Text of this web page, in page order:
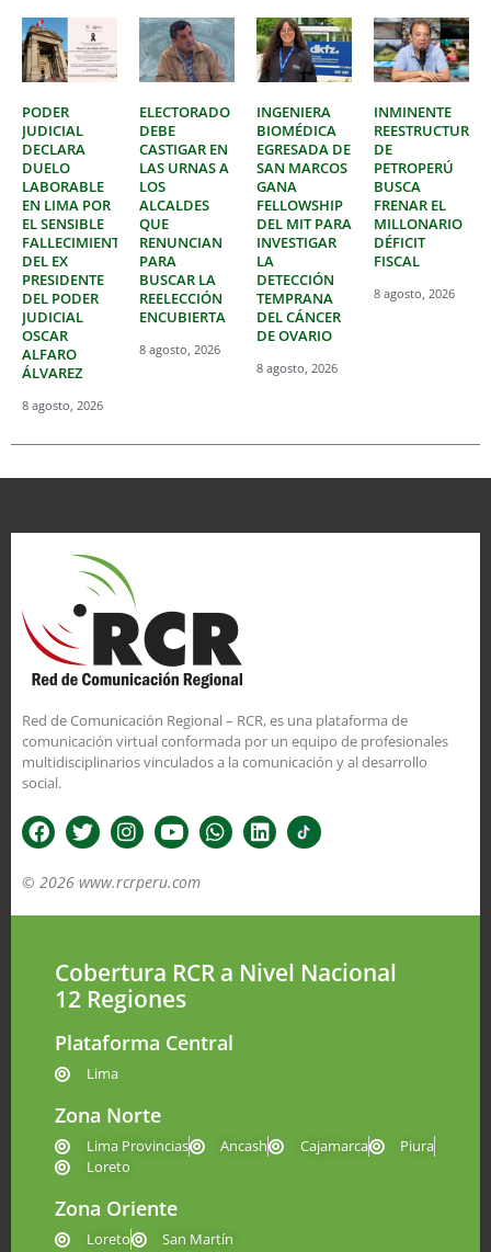
PODER
JUDICIAL
DECLARA
DUELO
LABORABLE
EN LIMA POR
EL SENSIBLE
FALLECIMIENTO
DEL EX
PRESIDENTE
DEL PODER
JUDICIAL
OSCAR
ALFARO
ÁLVAREZ
8 agosto, 2026
ELECTORADO
DEBE
CASTIGAR EN
LAS URNAS A
LOS
ALCALDES
QUE
RENUNCIAN
PARA
BUSCAR LA
REELECCIÓN
ENCUBIERTA
8 agosto, 2026
INGENIERA
BIOMÉDICA
EGRESADA DE
SAN MARCOS
GANA
FELLOWSHIP
DEL MIT PARA
INVESTIGAR
LA
DETECCIÓN
TEMPRANA
DEL CÁNCER
DE OVARIO
8 agosto, 2026
INMINENTE
DE
PETROPERÚ
BUSCA
FRENAR EL
MILLONARIO
DÉFICIT
FISCAL
8 agosto, 2026
Red de Comunicación Regional – RCR, es una plataforma de
comunicación virtual conformada por un equipo de profesionales
multidisciplinarios vinculados a la comunicación y al desarrollo
social.
© 2026 www.rcrperu.com
Cobertura RCR a Nivel Nacional
12 Regiones
Plataforma Central
Lima
Zona Norte
Lima Provincias Ancash Cajamarca
Piura
Loreto
Zona Oriente
Loreto San Martín